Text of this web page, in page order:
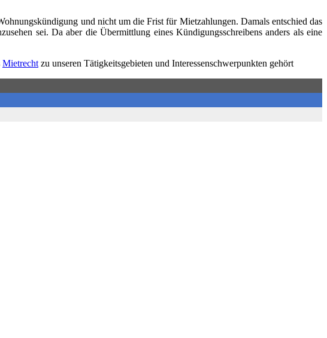
und nicht um die Frist für Mietzahlungen. Damals entschied das
sei. Da aber die Übermittlung eines Kündigungsschreibens anders als eine
Mietrecht zu unseren Tätigkeitsgebieten und Interessenschwerpunkten gehört